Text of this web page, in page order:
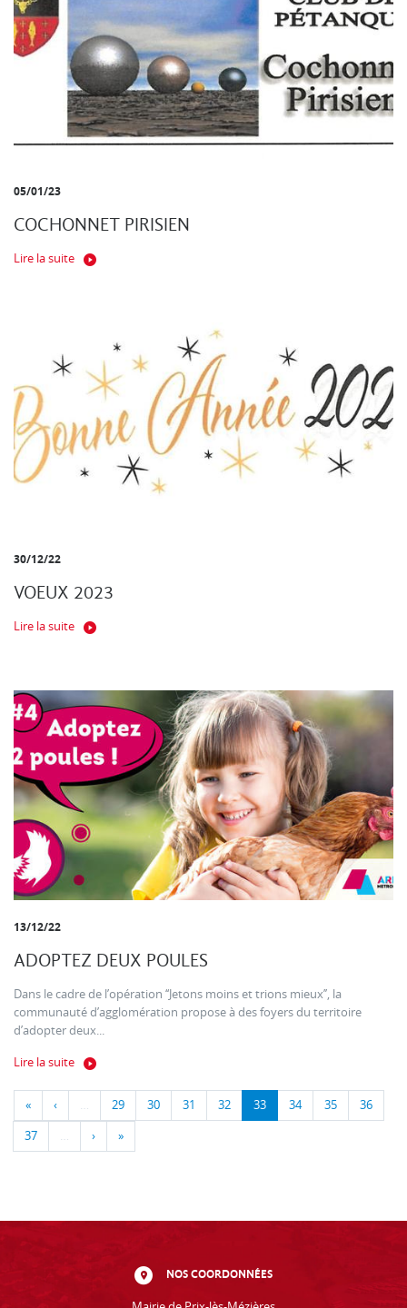
05/01/23
COCHONNET PIRISIEN
Lire la suite
30/12/22
VOEUX 2023
Lire la suite
13/12/22
ADOPTEZ DEUX POULES
Dans le cadre de l’opération ‘‘Jetons moins et trions mieux’’, la
communauté d’agglomération propose à des foyers du territoire
d’adopter deux...
Lire la suite
« ‹ … 29 30 31 32 33 34 35 36
37 … › »
NOS COORDONNÉES